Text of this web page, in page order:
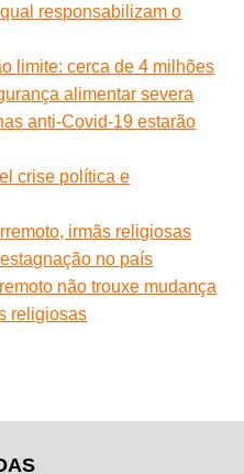
responsabilizam o
limite: cerca de 4 milhões
alimentar severa
anti-Covid-19 estarão
crise política e
irmãs religiosas
no país
não trouxe mudança
religiosas